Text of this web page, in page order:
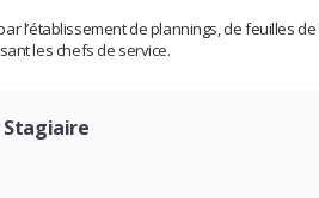
l’établissement de plannings, de feuilles
les chefs de service.
Stagiaire